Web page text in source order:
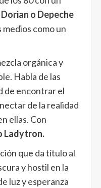
Dorian o Depeche
como un
orgánica y
Habla de las
de encontrar el
de la realidad
ellas. Con
Ladytron.
que da título al
y hostil en la
luz y esperanza